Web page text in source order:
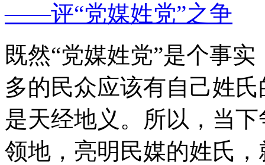
——评“党媒姓党”之争
既然“党媒姓党”是个事
多的民众应该有自己姓
是天经地义。所以，当
领地，亮明民媒的姓氏